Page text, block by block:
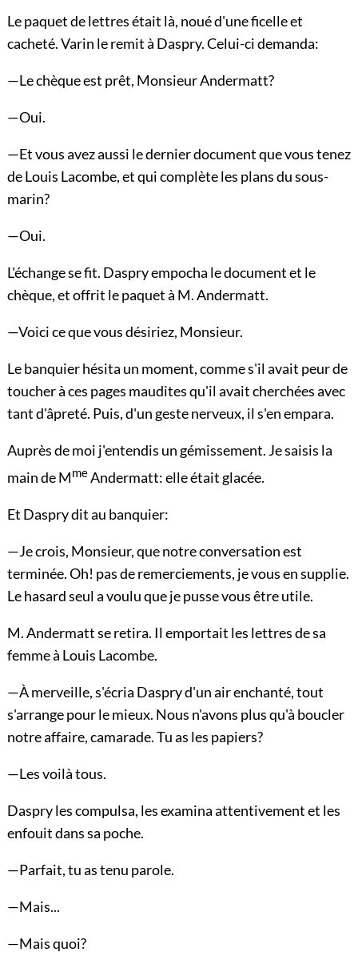
Le paquet de lettres était là, noué d'une ficelle et
cacheté. Varin le remit à Daspry. Celui-ci demanda:
—Le chèque est prêt, Monsieur Andermatt?
—Oui.
—Et vous avez aussi le dernier document que vous tenez
de Louis Lacombe, et qui complète les plans du sous-
marin?
—Oui.
L'échange se fit. Daspry empocha le document et le
chèque, et offrit le paquet à M. Andermatt.
—Voici ce que vous désiriez, Monsieur.
Le banquier hésita un moment, comme s'il avait peur de
toucher à ces pages maudites qu'il avait cherchées avec
tant d'âpreté. Puis, d'un geste nerveux, il s'en empara.
Auprès de moi j'entendis un gémissement. Je saisis la
main de MmeAndermatt: elle était glacée.
Et Daspry dit au banquier:
—Je crois, Monsieur, que notre conversation est
terminée. Oh! pas de remerciements, je vous en supplie.
Le hasard seul a voulu que je pusse vous être utile.
M. Andermatt se retira. Il emportait les lettres de sa
femme à Louis Lacombe.
—À merveille, s'écria Daspry d'un air enchanté, tout
s'arrange pour le mieux. Nous n'avons plus qu'à boucler
notre affaire, camarade. Tu as les papiers?
—Les voilà tous.
Daspry les compulsa, les examina attentivement et les
enfouit dans sa poche.
—Parfait, tu as tenu parole.
—Mais...
—Mais quoi?